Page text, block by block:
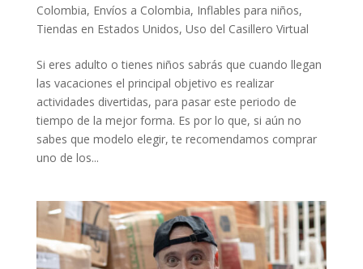
Colombia, Envíos a Colombia, Inflables para niños,
Tiendas en Estados Unidos, Uso del Casillero Virtual
Si eres adulto o tienes niños sabrás que cuando llegan
las vacaciones el principal objetivo es realizar
actividades divertidas, para pasar este periodo de
tiempo de la mejor forma. Es por lo que, si aún no
sabes que modelo elegir, te recomendamos comprar
uno de los...